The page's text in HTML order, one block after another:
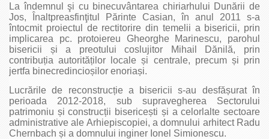
La îndemnul şi cu binecuvântarea chiriarhului Dunării de
Jos, Înaltpreasfinţitul Părinte Casian, în anul 2011 s-a
întocmit proiectul de rectitorire din temelii a bisericii, prin
implicarea pc. protoiereu Gheorghe Marinescu, parohul
bisericii și a preotului coslujitor Mihail Dănilă, prin
contribuția autorităților locale și centrale, precum și prin
jertfa binecredincioșilor enoriași.
Lucrările de reconstrucție a bisericii s-au desfășurat în
perioada 2012-2018, sub supravegherea Sectorului
patrimoniu și construcții bisericești și a celorlalte sectoare
administrative ale Arhiepiscopiei, a domnului arhitect Radu
Chernbach și a domnului inginer Ionel Simionescu.